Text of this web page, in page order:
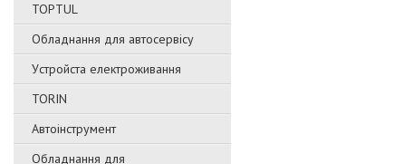
TOPTUL
Обладнання для автосервісу
Уcтpoйстa елeктpoживання
TORIN
Автоінструмент
Обладнання для